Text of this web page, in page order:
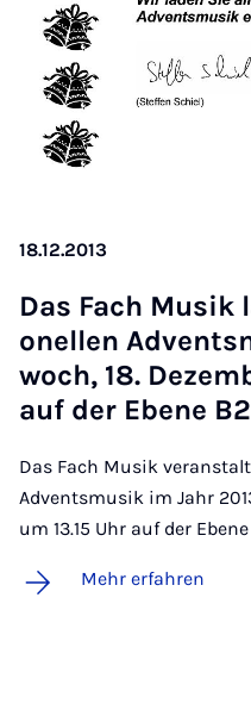
18.12.2013
Das Fach
o­nel­len
woch, 18.
auf der Ebe­ne B2
Das Fach Musik
Adventsmusik im Jahr
um 13.15 Uhr auf der
Mehr erfahren